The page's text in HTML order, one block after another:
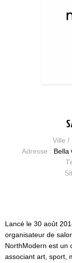
Ville /
Adresse : Bella
Lancé le 30 août
organisateur de
NorthModern est un
associant art, sport,